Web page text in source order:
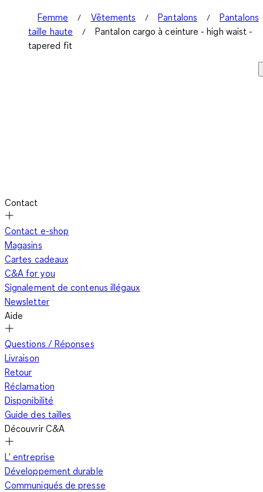
Femme Vêtements Pantalons
Pantalons
taille haute
Pantalon cargo à ceinture - high waist -
tapered fit
Contact
Contact e-shop
Magasins
Cartes cadeaux
C&A for you
Signalement de contenus illégaux
Newsletter
Aide
Questions / Réponses
Livraison
Retour
Réclamation
Disponibilité
Guide des tailles
Découvrir C&A
L' entreprise
Développement durable
Communiqués de presse